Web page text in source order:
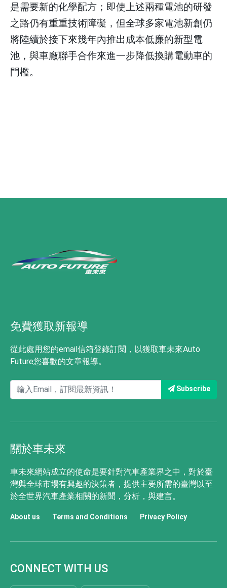
是需要新的化學配方；即使上述兩種電池的研發
之路仍有重重技術障礙，但全球多家電池新創仍
將陸續於接下來幾年內推出成本低廉的新型電
池，與車廠聯手合作來進一步降低換購電動車的
門檻。
免費獲取新報導
從此處用您的email信箱登錄訂閱，以獲取車未來Auto
Future您喜歡的文章報導。
Subscribe
關於車未來
車未來網站成立的使命是要針對汽車產業界之中，對於臺
灣與全球市場有興趣的決策者，提供主要所需的臺灣以至
於全世界汽車產業相關的新聞，分析，與建言。
About us Terms and Conditions Privacy Policy
CONNECT WITH US